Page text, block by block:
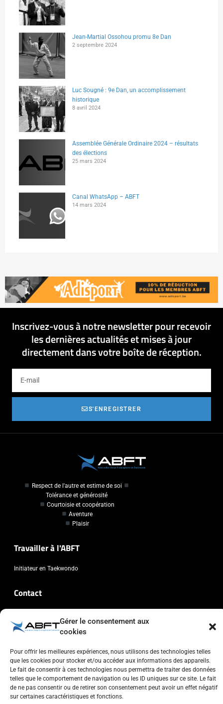
Gérer le consentement aux
cookies
Pour offrir les meilleures expériences, nous utilisons des technologies telles
que les cookies pour stocker et/ou accéder aux informations des appareils.
Le fait de consentir à ces technologies nous permettra de traiter des données
telles que le comportement de navigation ou les ID uniques sur ce site. Le fait
de ne pas consentir ou de retirer son consentement peut avoir un effet négatif
sur certaines caractéristiques et fonctions.
Jean-Martial Ossohou promu 8e Dan
2 septembre 2024
Luc Sougné : 9e Dan, un accomplissement
historique
8 avril 2024
Assemblée Générale Ordinaire 2024 – résultats
des élections
25 mars 2024
Canal WhatsApp – ABFT
14 mars 2024
Inscrivez-vous à notre newsletter pour recevoir
les dernières actualités et mises à jour
directement dans votre boîte de réception.
S'ENREGISTRER
Respect de l'autre et estime de soi
Tolérance et générosité
Courtoisie et coopération
Aventure
Plaisir
Travailler à l'ABFT
Initiateur en Taekwondo
Contact
Chaussée de Wavre, 2057 - 1160 Auderghem
+32 (0)2 347 34 77